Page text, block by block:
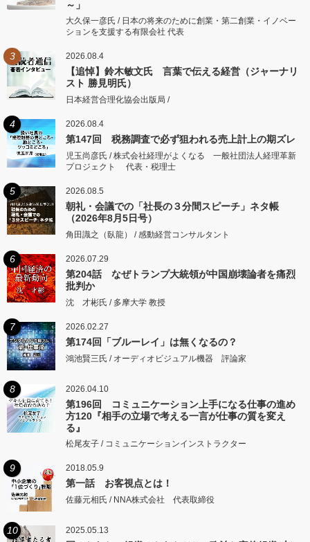
～」
大久保一彦氏 / 日本の将来のために創業・第二創業・イノベー
ションを支援する有限会社 代表
3 2026.08.4
【追悼】鈴木敏文氏 言葉で伝える経営（ジャーナリ
スト 勝見明氏）
日本経営合理化協会出版局 /
4 2026.08.4
第147回 税務調査で必ず狙われる売上計上の期ズレ
児玉尚彦氏 / 株式会社経理がよくなる 一般社団法人経理革新
プロジェクト 代表・税理士
5 2026.08.5
朝礼・会議での「社長の３分間スピーチ」ネタ帳
（2026年8月5日号）
角田識之（臥龍） / 感動経営コンサルタント
6 2026.07.29
第204話 なぜトランプ大統領が中国崩壊論者を痛烈
批判か
沈 才彬氏 / 多摩大学 教授
7 2026.02.27
第174回「ブルーレイ」は無くなるの？
鴻池賢三氏 / オーディオビジュアル機器 評論家
8 2026.04.10
第196回 コミュニケーション上手になる仕事の進め
方120『相手の立場で考える一言が仕事の質を変え
る』
松尾友子 / コミュニケーションインストラクター
9 2018.05.9
第一話 お客視点とは！
佐藤元相氏 / NNA株式会社 代表取締役
10 2025.05.13